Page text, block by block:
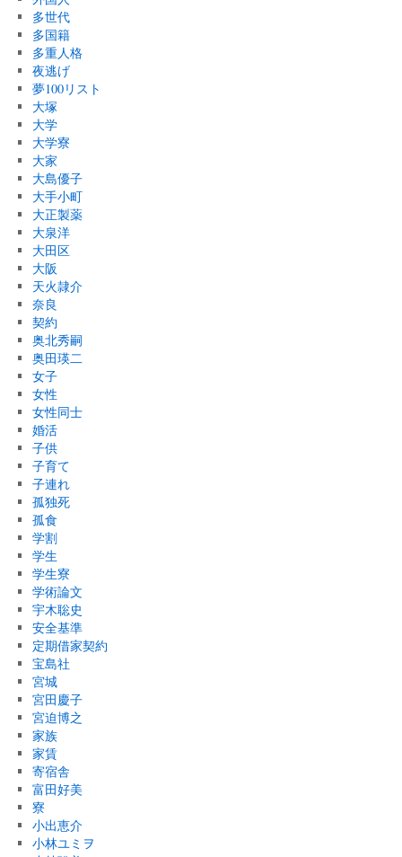
多世代
多国籍
多重人格
夜逃げ
夢100リスト
大塚
大学
大学寮
大家
大島優子
大手小町
大正製薬
大泉洋
大田区
大阪
天火隷介
奈良
契約
奥北秀嗣
奥田瑛二
女子
女性
女性同士
婚活
子供
子育て
子連れ
孤独死
孤食
学割
学生
学生寮
学術論文
宇木聡史
安全基準
定期借家契約
宝島社
宮城
宮田慶子
宮迫博之
家族
家賃
寄宿舎
富田好美
寮
小出恵介
小林ユミヲ